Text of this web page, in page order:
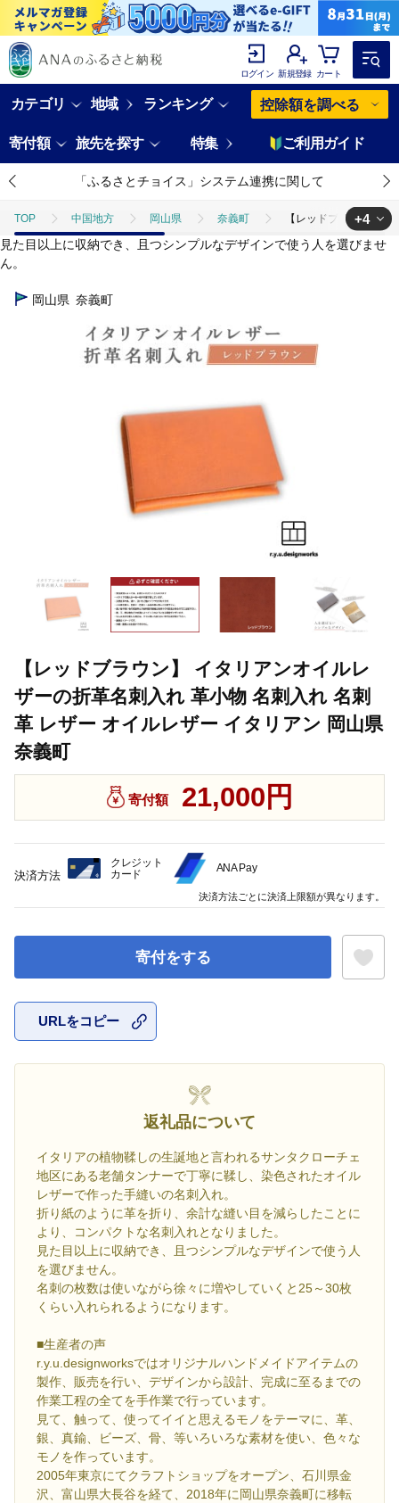
ログイン 新規登録 カート
カテゴリ 地域 ランキング 控除額を調べる
寄付額 旅先を探す 特集 ご利用ガイド
「ふるさとチョイス」システム連携に関して
TOP 中国地方 岡山県 奈義町 【レッドブラウン】
TOP 日用品・雑貨 【レッドブラウン】 イタリアンオイルレザー
ファッション 小物 【レッドブラウン】 イタリアンオ
+4
見た目以上に収納でき、且つシンプルなデザインで使う人を選びませ
ん。
岡山県 奈義町
【レッドブラウン】 イタリアンオイルレ
ザーの折革名刺入れ 革小物 名刺入れ 名刺
革 レザー オイルレザー イタリアン 岡山県
奈義町
寄付額 21,000円
寄付をする
URLをコピー
返礼品について
イタリアの植物鞣しの生誕地と言われるサンタクローチェ
地区にある老舗タンナーで丁寧に鞣し、染色されたオイル
レザーで作った手縫いの名刺入れ。
折り紙のように革を折り、余計な縫い目を減らしたことに
より、コンパクトな名刺入れとなりました。
見た目以上に収納でき、且つシンプルなデザインで使う人
を選びません。
名刺の枚数は使いながら徐々に増やしていくと25～30枚
くらい入れられるようになります。
■生産者の声
r.y.u.designworksではオリジナルハンドメイドアイテムの
製作、販売を行い、デザインから設計、完成に至るまでの
作業工程の全てを手作業で行っています。
見て、触って、使ってイイと思えるモノをテーマに、革、
銀、真鍮、ビーズ、骨、等いろいろな素材を使い、色々な
モノを作っています。
2005年東京にてクラフトショップをオープン、石川県金
沢、富山県大長谷を経て、2018年に岡山県奈義町に移転
決済方法
クレジット
カード
ANA Pay
決済方法ごとに決済上限額が異なります。